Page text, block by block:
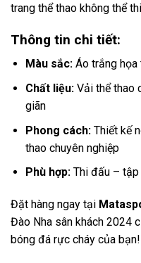
trang thể thao không thể
Thông tin chi tiết:
Màu sắc:Áo trắng họa
Chất liệu:Vải thể thao
giãn
Phong cách:Thiết kế
thao chuyên nghiệp
Phù hợp:Thi đấu – tập
Đặt hàng ngay tại
Đào Nha sân khách 2024
bóng đá rực cháy của bạn!